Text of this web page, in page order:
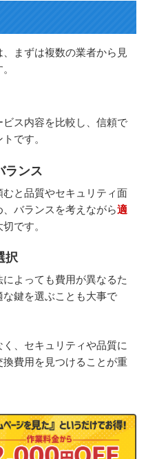
まずは複数の業者から見
ス内容を比較し、信頼で
です。
ランス
と品質やセキュリティ面
バランスを考えながら適
です。
択
よっても費用が異なるた
鍵を選ぶことも大事で
、セキュリティや品質に
費用を見つけることが重